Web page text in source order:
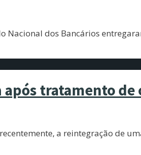
Nacional dos Bancários
tratamento de
a reintegração de